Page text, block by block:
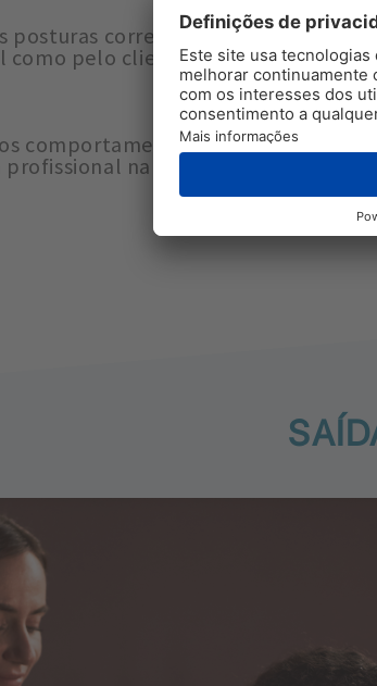
posturas corretas a adotar tanto
como pelo cliente, durante a
comportamentos e as atitudes
na área das massagens e